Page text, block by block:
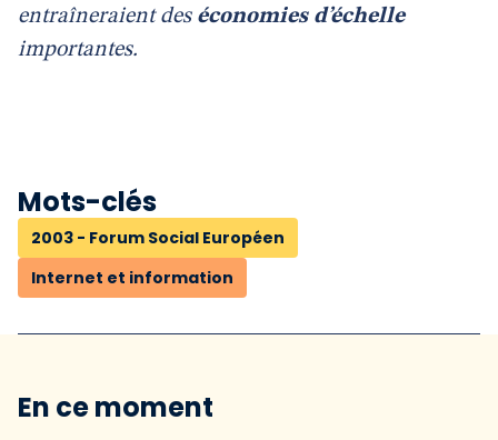
entraîneraient des économies d’échelle
importantes.
Mots-clés
2003 - Forum Social Européen
Internet et information
En ce moment